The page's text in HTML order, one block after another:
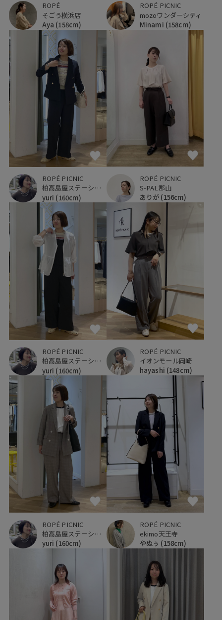
ROPÉ
そごう横浜店
Aya (158cm)
ROPÉ PICNIC
mozoワンダーシティ
Minami (158cm)
ROPÉ PICNIC
柏高島屋ステーションモール
yuri (160cm)
ROPÉ PICNIC
S-PAL郡山
ありが (156cm)
ROPÉ PICNIC
柏高島屋ステーションモール
yuri (160cm)
ROPÉ PICNIC
イオンモール岡崎
hayashi (148cm)
ROPÉ PICNIC
柏高島屋ステーションモール
yuri (160cm)
ROPÉ PICNIC
ekimo天王寺
やぬぅ (158cm)